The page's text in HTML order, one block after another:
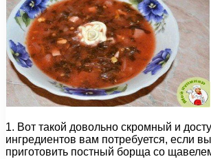
1. Вот такой довольно скромный и
ингредиентов вам потребуется, если
приготовить постный борща со